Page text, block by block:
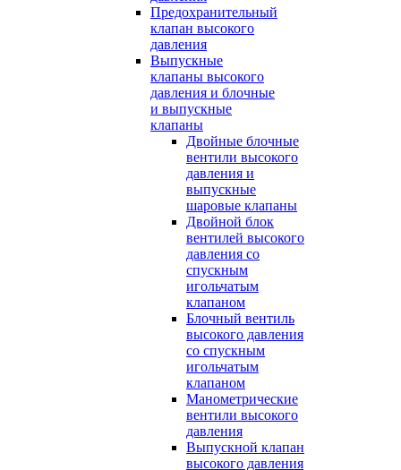
Предохранительный
клапан высокого
давления
Выпускные
клапаны высокого
давления и блочные
и выпускные
клапаны
Двойные блочные
вентили высокого
давления и
выпускные
шаровые клапаны
Двойной блок
вентилей высокого
давления со
спускным
игольчатым
клапаном
Блочный вентиль
высокого давления
со спускным
игольчатым
клапаном
Манометрические
вентили высокого
давления
Выпускной клапан
высокого давления